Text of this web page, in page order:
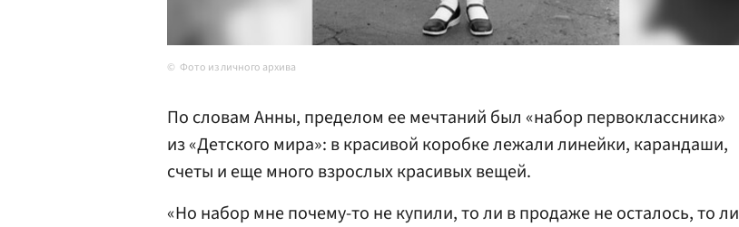
Фото из личного архива
По словам Анны, пределом ее мечтаний был «набор первоклассника»
из «Детского мира»: в красивой коробке лежали линейки, карандаши,
счеты и еще много взрослых красивых вещей.
«Но набор мне почему-то не купили, то ли в продаже не осталось, то ли